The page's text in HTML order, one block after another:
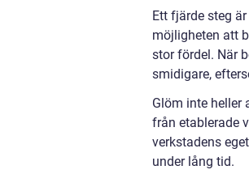
Ett fjärde steg
möjligheten att
stor fördel. När
smidigare,
Glöm inte heller
från etablerade
verkstadens
under lång tid.